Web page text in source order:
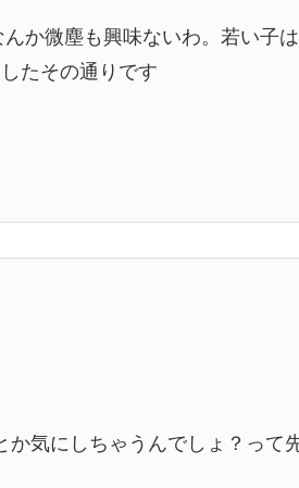
か微塵も興味ないわ。若い子
たその通りです
気にしちゃうんでしょ？って